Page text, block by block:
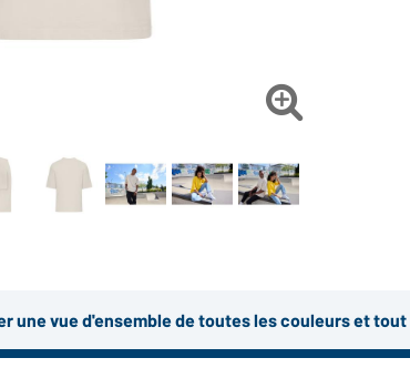

une vue d'ensemble de toutes les couleurs et